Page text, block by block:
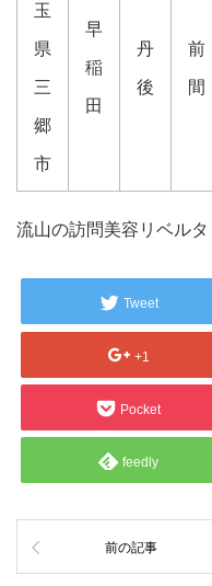
玉
県
三
郷
市
早
稲
田
丹
後
前
間
流山の訪問美容リベルタ
Tweet
+1
Pocket
feedly
前の記事